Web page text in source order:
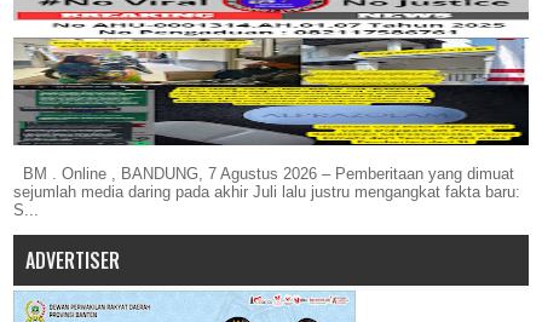
BM . Online , BANDUNG, 7 Agustus 2026 – Pemberitaan yang dimuat
sejumlah media daring pada akhir Juli lalu justru mengangkat fakta baru:
S...
ADVERTISER